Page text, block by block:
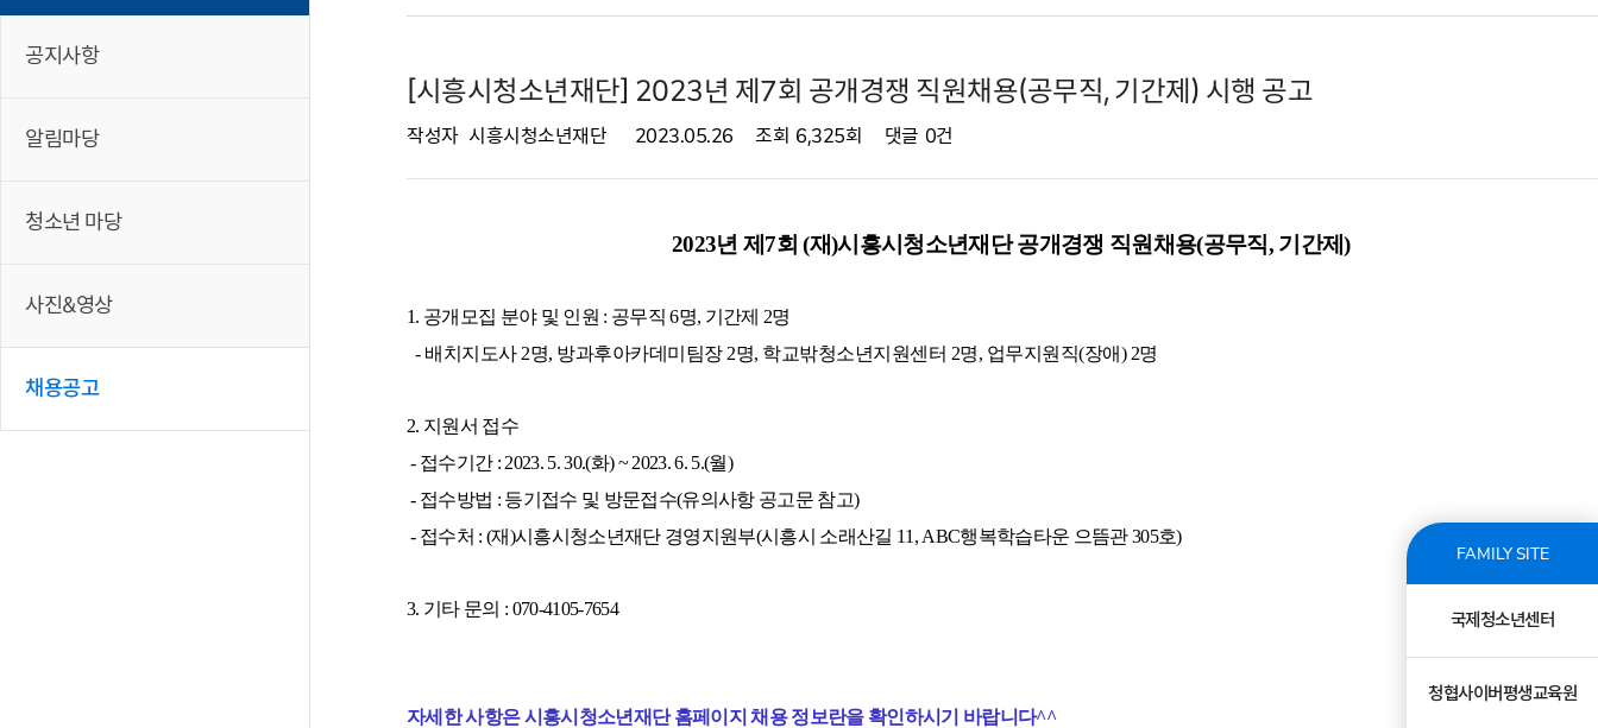
FAMILY SITE
국제청소년센터
청협사이버평생교육원
공지사항
알림마당
청소년 마당
사진&영상
채용공고
[시흥시청소년재단] 2023년 제7회 공개경쟁 직원채용(공무직, 기간제) 시행 공고
작성자 시흥시청소년재단 2023.05.26 조회 6,325회 댓글 0건
2023년 제7회 (재)시흥시청소년재단 공개경쟁 직원채용(공무직, 기간제)
1. 공개모집 분야 및 인원 : 공무직 6명, 기간제 2명
- 배치지도사 2명, 방과후아카데미팀장 2명, 학교밖청소년지원센터 2명, 업무지원직(장애) 2명
2. 지원서 접수
- 접수기간 : 2023. 5. 30.(화) ~ 2023. 6. 5.(월)
- 접수방법 : 등기접수 및 방문접수(유의사항 공고문 참고)
- 접수처 : (재)시흥시청소년재단 경영지원부(시흥시 소래산길 11, ABC행복학습타운 으뜸관 305호)
3. 기타 문의 : 070-4105-7654
자세한 사항은 시흥시청소년재단 홈페이지 채용 정보란을 확인하시기 바랍니다^^